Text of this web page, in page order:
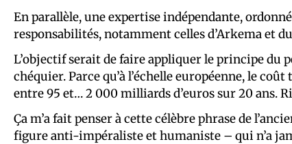
En parallèle, une expertise indépendante,
responsabilités, notamment celles d’Arkema et
L’objectif serait de faire appliquer le principe du
chéquier. Parce qu’à l’échelle européenne, le
entre 95 et… 2 000 milliards d’euros sur 20 ans.
Ça m’a fait penser à cette célèbre phrase de
figure anti-impéraliste et humaniste – qui n’a